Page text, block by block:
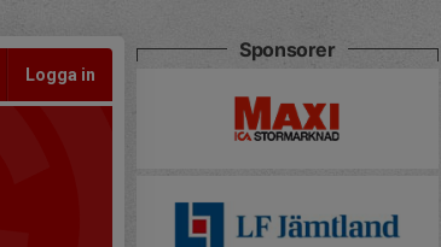
Logga in
Sponsorer